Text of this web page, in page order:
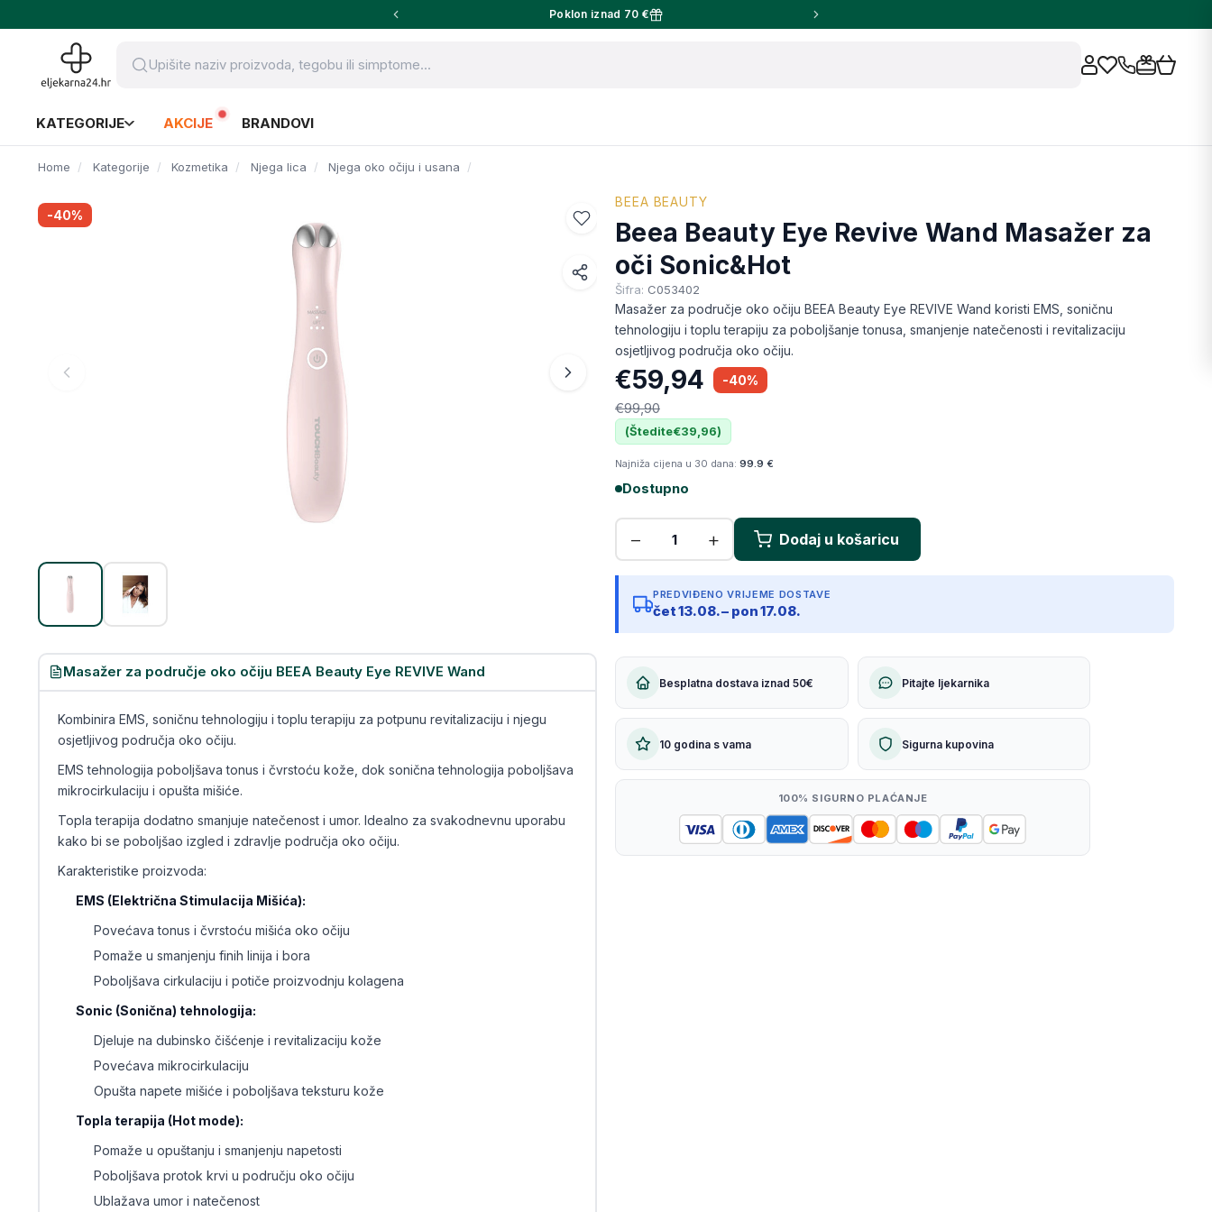
Poklon iznad 70 €
KATEGORIJE AKCIJE BRANDOVI
Home Kategorije Kozmetika Njega lica Njega oko očiju i usana
BEEA BEAUTY
Beea Beauty Eye Revive Wand Masažer za
oči Sonic&Hot
Šifra: C053402
Masažer za područje oko očiju BEEA Beauty Eye REVIVE Wand koristi EMS, soničnu
tehnologiju i toplu terapiju za poboljšanje tonusa, smanjenje natečenosti i revitalizaciju
osjetljivog područja oko očiju.
€99,90
€59,94 -40%
(Štedite€39,96)
Najniža cijena u 30 dana: 99.9 €
Dostupno
PREDVIĐENO VRIJEME DOSTAVE
čet 13.08. – pon 17.08.
-40%
Besplatna dostava iznad 50€ Pitajte ljekarnika
10 godina s vama Sigurna kupovina
100% SIGURNO PLAĆANJE
Masažer za područje oko očiju BEEA Beauty Eye REVIVE Wand
Kombinira EMS, soničnu tehnologiju i toplu terapiju za potpunu revitalizaciju i njegu
osjetljivog područja oko očiju.
EMS tehnologija poboljšava tonus i čvrstoću kože, dok sonična tehnologija poboljšava
mikrocirkulaciju i opušta mišiće.
Topla terapija dodatno smanjuje natečenost i umor. Idealno za svakodnevnu uporabu
kako bi se poboljšao izgled i zdravlje područja oko očiju.
Karakteristike proizvoda:
EMS (Električna Stimulacija Mišića):
Povećava tonus i čvrstoću mišića oko očiju
Pomaže u smanjenju finih linija i bora
Poboljšava cirkulaciju i potiče proizvodnju kolagena
Sonic (Sonična) tehnologija:
Djeluje na dubinsko čišćenje i revitalizaciju kože
Povećava mikrocirkulaciju
Opušta napete mišiće i poboljšava teksturu kože
Topla terapija (Hot mode):
Pomaže u opuštanju i smanjenju napetosti
Poboljšava protok krvi u području oko očiju
Ublažava umor i natečenost